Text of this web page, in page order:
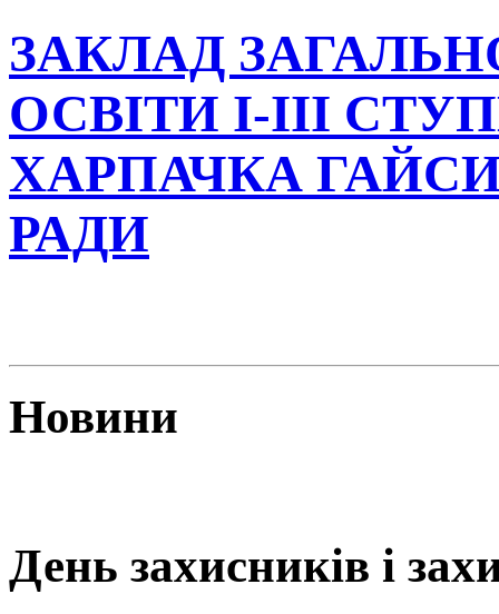
ЗАКЛАД
ОСВІТИ І-ІІІ
ХАРПАЧКА
РАДИ
Новини
День захисників і